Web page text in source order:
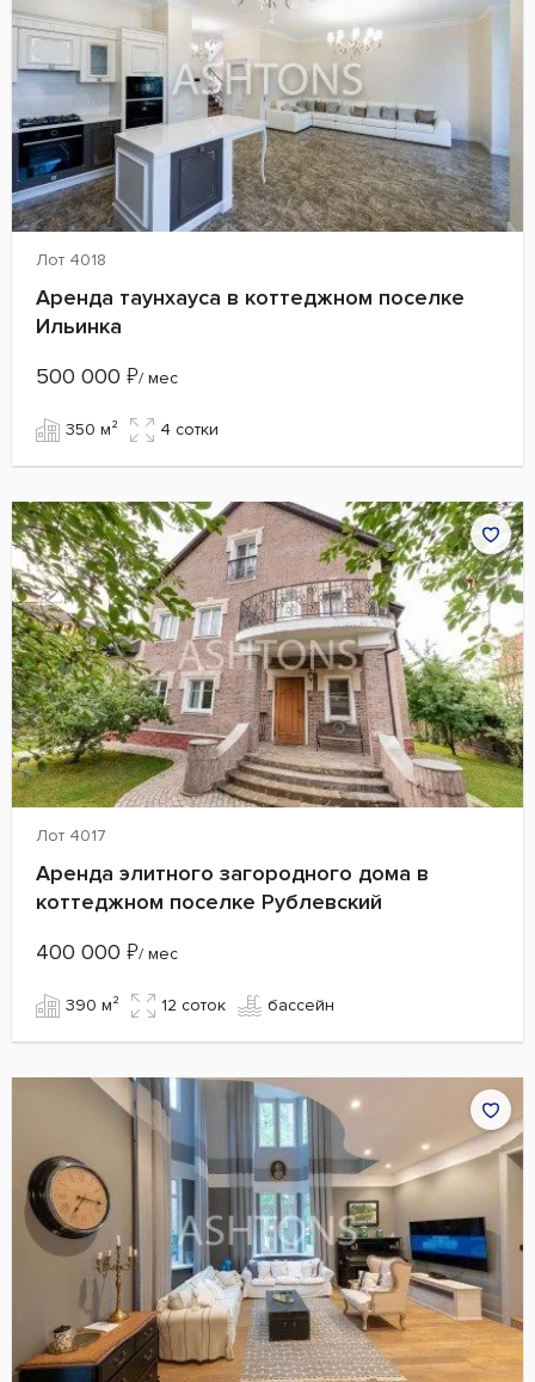
Лот 4018
Аренда таунхауса в коттеджном поселке
Ильинка
500 000 ₽/ мес
350 м² 4 сотки
Лот 4017
Аренда элитного загородного дома в
коттеджном поселке Рублевский
400 000 ₽/ мес
390 м² 12 cоток бассейн